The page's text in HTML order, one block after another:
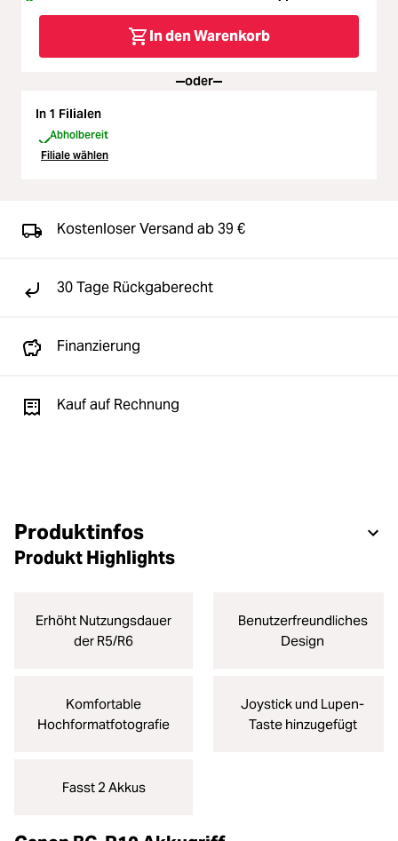
In den Warenkorb
oder
In 1 Filialen
Abholbereit
Filiale wählen
Kostenloser Versand ab 39 €
30 Tage Rückgaberecht
Finanzierung
Kauf auf Rechnung
Produktinfos
Produkt Highlights
Erhöht Nutzungsdauer
der R5/R6
Benutzerfreundliches
Design
Komfortable
Hochformatfotografie
Joystick und Lupen-
Taste hinzugefügt
Fasst 2 Akkus